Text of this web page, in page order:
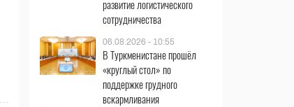
развитие логистического
сотрудничества
06.08.2026 - 10:55
В Туркменистане прошёл
«круглый стол» по
поддержке грудного
вскармливания